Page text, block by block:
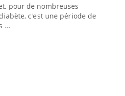
pour de nombreuses
c'est une période de
...